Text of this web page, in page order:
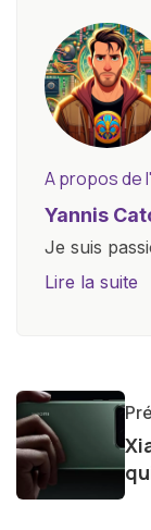
A propos de
Yannis
Je suis
plus jeune
et bien
d'une
dernières
avec
Lire la suite